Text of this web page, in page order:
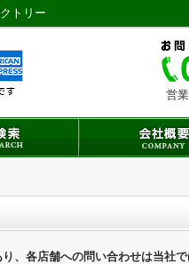
トリー
営
、各店舗への問い合わせは当社で